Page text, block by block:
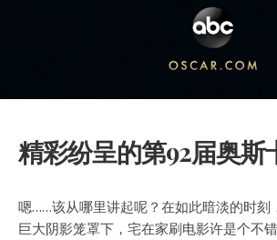
精彩纷呈的第92届奥斯
嗯……该从哪里讲起呢？在如此暗淡的时刻
巨大阴影笼罩下，宅在家刷电影许是个不